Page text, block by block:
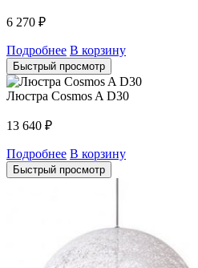
6 270 ₽
Подробнее В корзину
Быстрый просмотр
Люстра Cosmos A D30
13 640 ₽
Подробнее В корзину
Быстрый просмотр